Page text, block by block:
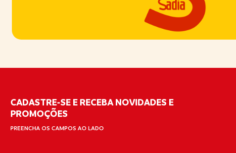
CADASTRE-SE E RECEBA NOVIDADES E
PROMOÇÕES
PREENCHA OS CAMPOS AO LADO